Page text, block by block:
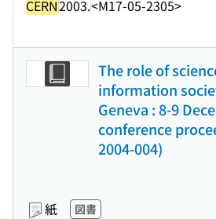
CERN2003.<M17-05-2305>
The role of
information
Geneva : 8-9
conference
2004-004)
紙 図書